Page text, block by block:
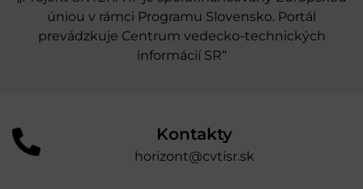
úniou v rámci Programu Slovensko. Portál
prevádzkuje Centrum vedecko-technických
informácií SR“
Kontakty
horizont@cvtisr.sk